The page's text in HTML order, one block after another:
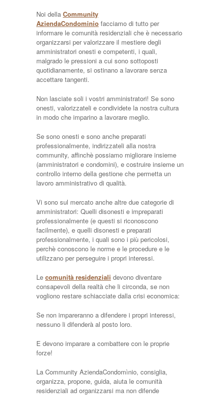
Noi della Community
AziendaCondominio facciamo di tutto per
informare le comunità residenziali che è necessario
organizzarsi per valorizzare il mestiere degli
amministratori onesti e competenti, i quali,
malgrado le pressioni a cui sono sottoposti
quotidianamente, si ostinano a lavorare senza
accettare tangenti.
Non lasciate soli i vostri amministratori! Se sono
onesti, valorizzateli e condividete la nostra cultura
in modo che imparino a lavorare meglio.
Se sono onesti e sono anche preparati
professionalmente, indirizzateli alla nostra
community, affinchè possiamo migliorare insieme
(amministratori e condomini), e costruire insieme un
controllo interno della gestione che permetta un
lavoro amministrativo di qualità.
Vi sono sul mercato anche altre due categorie di
amministratori: Quelli disonesti e impreparati
professionalmente (e questi si riconoscono
facilmente), e quelli disonesti e preparati
professionalmente, i quali sono i più pericolosi,
perchè conoscono le norme e le procedure e le
utilizzano per perseguire i propri interessi.
Le comunità residenziali devono diventare
consapevoli della realtà che li circonda, se non
vogliono restare schiacciate dalla crisi economica:
Se non impareranno a difendere i propri interessi,
nessuno li difenderà al posto loro.
E devono imparare a combattere con le proprie
forze!
La Community AziendaCondomìnio, consiglia,
organizza, propone, guida, aiuta le comunità
residenziali ad organizzarsi ma non difende